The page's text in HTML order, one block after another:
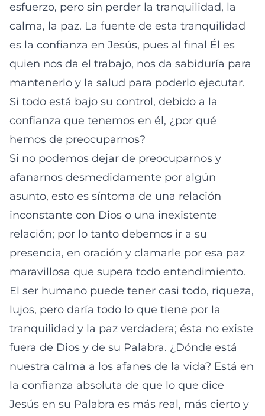
esfuerzo, pero sin perder la tranquilidad, la
calma, la paz. La fuente de esta tranquilidad
es la confianza en Jesús, pues al final Él es
quien nos da el trabajo, nos da sabiduría para
mantenerlo y la salud para poderlo ejecutar.
Si todo está bajo su control, debido a la
confianza que tenemos en él, ¿por qué
hemos de preocuparnos?
Si no podemos dejar de preocuparnos y
afanarnos desmedidamente por algún
asunto, esto es síntoma de una relación
inconstante con Dios o una inexistente
relación; por lo tanto debemos ir a su
presencia, en oración y clamarle por esa paz
maravillosa que supera todo entendimiento.
El ser humano puede tener casi todo, riqueza,
lujos, pero daría todo lo que tiene por la
tranquilidad y la paz verdadera; ésta no existe
fuera de Dios y de su Palabra. ¿Dónde está
nuestra calma a los afanes de la vida? Está en
la confianza absoluta de que lo que dice
Jesús en su Palabra es más real, más cierto y